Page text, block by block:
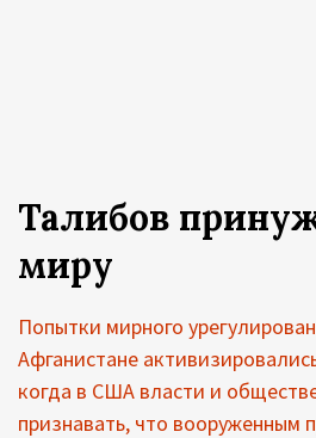
Талибов
миру
Попытки мирного
Афганистане
когда в США власти и
признавать, что вооруженным